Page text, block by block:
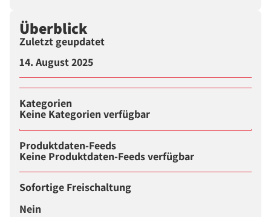
Überblick
Zuletzt geupdatet
14. August 2025
Kategorien
Keine Kategorien verfügbar
Produktdaten-Feeds
Keine Produktdaten-Feeds verfügbar
Sofortige Freischaltung
Nein